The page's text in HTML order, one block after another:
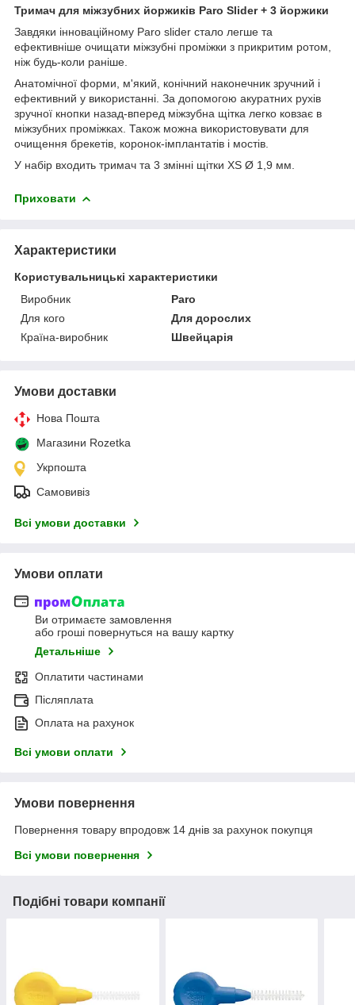
Тримач для міжзубних йоржиків Paro Slider + 3 йоржики
Завдяки інноваційному Paro slider стало легше та
ефективніше очищати міжзубні проміжки з прикритим ротом,
ніж будь-коли раніше.
Анатомічної форми, м'який, конічний наконечник зручний і
ефективний у використанні. За допомогою акуратних рухів
зручної кнопки назад-вперед міжзубна щітка легко ковзає в
міжзубних проміжках. Також можна використовувати для
очищення брекетів, коронок-імплантатів і мостів.
У набір входить тримач та 3 змінні щітки XS Ø 1,9 мм.
Приховати
Характеристики
Користувальницькі характеристики
Виробник
Paro
Для кого
Для дорослих
Країна-виробник
Швейцарія
Умови доставки
Нова Пошта
Магазини Rozetka
Укрпошта
Самовивіз
Всі умови доставки
Умови оплати
Ви отримаєте замовлення
або гроші повернуться на вашу картку
Детальніше
Оплатити частинами
Післяплата
Оплата на рахунок
Всі умови оплати
Умови повернення
Повернення товару впродовж 14 днів за рахунок покупця
Всі умови повернення
Подібні товари компанії